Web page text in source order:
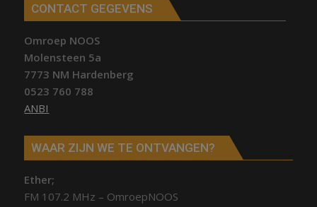
CONTACT GEGEVENS
Omroep NOOS
Molensteen 5a
7773 NM Hardenberg
0523 760 788
ANBI
WAAR ZIJN WE TE ONTVANGEN?
Ether;
FM 107.2 MHz – OmroepNOOS